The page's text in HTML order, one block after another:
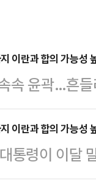
이란과 합의 가능성
속 윤곽…흔들
다가오면서
과 더불어민
등과 공천
거에서 민주
이란과 합의 가능성
통령이 이달
스카이뉴스